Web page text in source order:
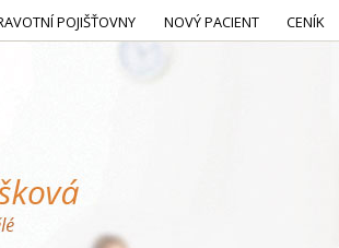
POJIŠŤOVNY NOVÝ PACIENT CENÍK